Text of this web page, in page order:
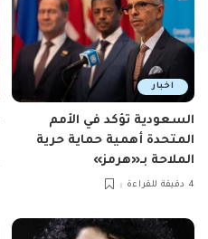
اخبار
السعودية تؤكد في الأمم
المتحدة أهمية حماية حرية
الملاحة بـ«هرمز»
4 دقيقة للقراءة